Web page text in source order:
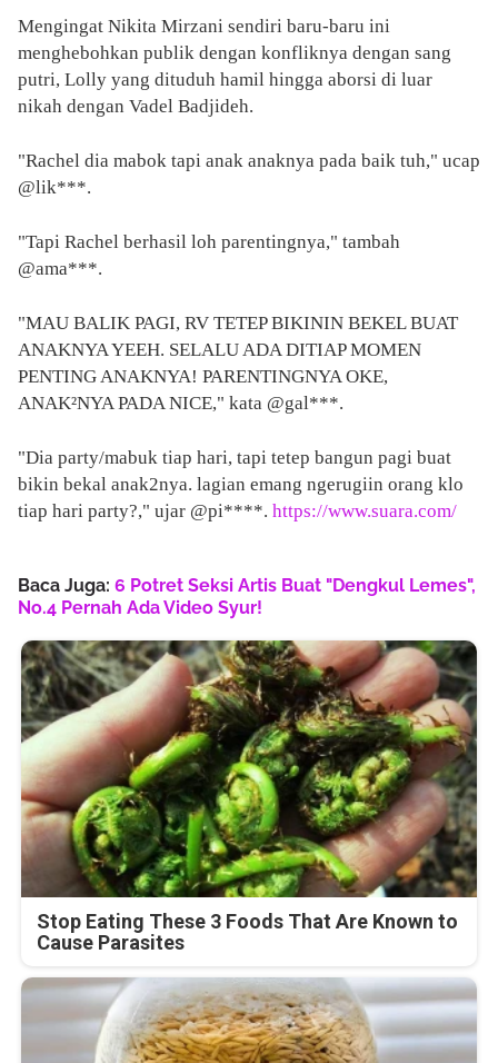
Mengingat Nikita Mirzani sendiri baru-baru ini
menghebohkan publik dengan konfliknya dengan sang
putri, Lolly yang dituduh hamil hingga aborsi di luar
nikah dengan Vadel Badjideh.
"Rachel dia mabok tapi anak anaknya pada baik tuh," ucap
@lik***.
"Tapi Rachel berhasil loh parentingnya," tambah
@ama***.
"MAU BALIK PAGI, RV TETEP BIKININ BEKEL BUAT
ANAKNYA YEEH. SELALU ADA DITIAP MOMEN
PENTING ANAKNYA! PARENTINGNYA OKE,
ANAK²NYA PADA NICE," kata @gal***.
"Dia party/mabuk tiap hari, tapi tetep bangun pagi buat
bikin bekal anak2nya. lagian emang ngerugiin orang klo
tiap hari party?," ujar @pi****. https://www.suara.com/
Baca Juga: 6 Potret Seksi Artis Buat "Dengkul Lemes",
No.4 Pernah Ada Video Syur!
Stop Eating These 3 Foods That Are Known to
Cause Parasites